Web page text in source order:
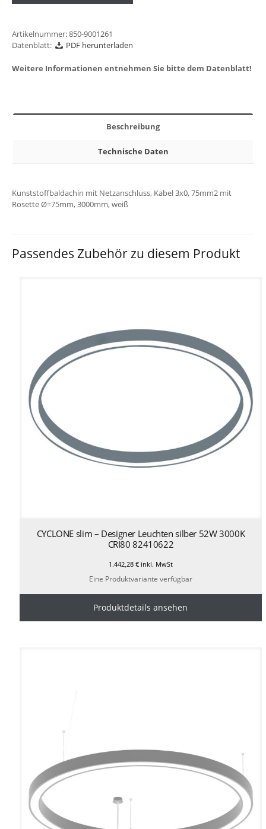
Artikelnummer:850-9001261
Datenblatt:
PDF herunterladen
Weitere Informationen entnehmen Sie bitte dem Datenblatt!
Beschreibung
Technische Daten
Kunststoffbaldachin mit Netzanschluss, Kabel 3x0, 75mm2 mit
Rosette Ø=75mm, 3000mm, weiß
Passendes Zubehör zu diesem Produkt
CYCLONE slim – Designer Leuchten silber 52W 3000K
CRI80 82410622
1.442,28 €inkl. MwSt
Eine Produktvariante verfügbar
Produktdetails ansehen